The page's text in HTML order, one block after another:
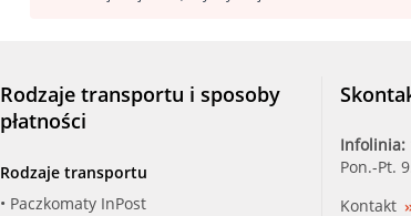
Rodzaje transportu i sposoby
płatności
Rodzaje transportu
• Paczkomaty InPost
Infolinia:
Pon.-Pt.
Kontakt